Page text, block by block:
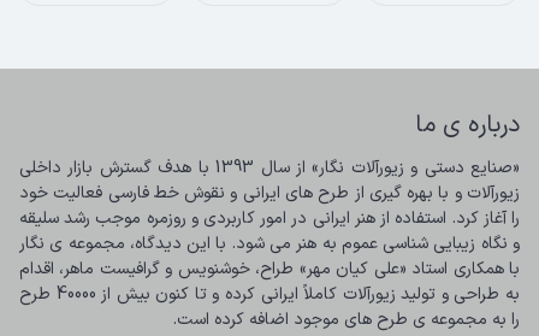
درباره ی ما
را به مجموعه ی طرح های موجود اضافه کرده است.